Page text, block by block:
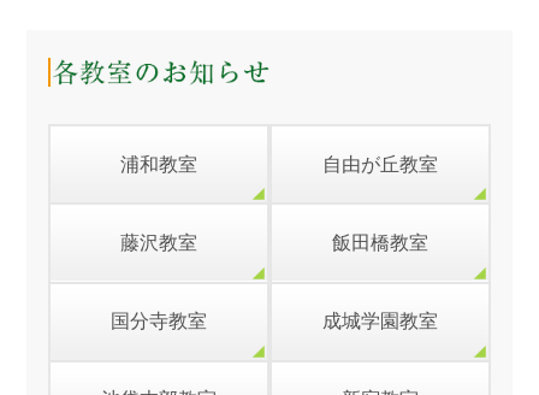
浦和教室 自由が丘教室
藤沢教室 飯田橋教室
国分寺教室 成城学園教室